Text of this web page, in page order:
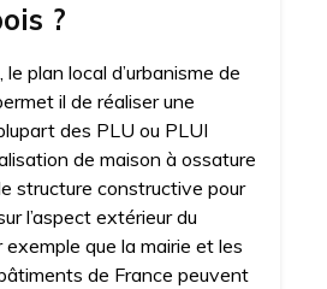
?
plan local d’urbanisme de
il de réaliser une
des PLU ou PLUI
de maison à ossature
structure constructive pour
l’aspect extérieur du
que la mairie et les
de France peuvent